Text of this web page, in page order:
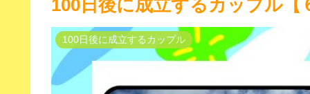
100日後に成立するカップル【
100日後に成立するカップル